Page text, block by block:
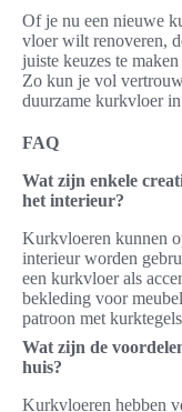
Of je nu een nieuwe
vloer wilt renoveren,
juiste keuzes te
Zo kun je vol
duurzame kurkvloer
FAQ
Wat zijn enkele
het interieur?
Kurkvloeren kunnen
interieur worden
een kurkvloer als
bekleding voor
patroon met
Wat zijn de
huis?
Kurkvloeren hebben